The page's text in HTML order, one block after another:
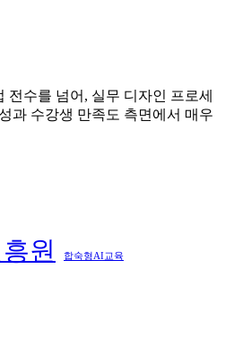
수를 넘어, 실무 디자인 프로세
과 수강생 만족도 측면에서 매우
원 합숙형AI교육